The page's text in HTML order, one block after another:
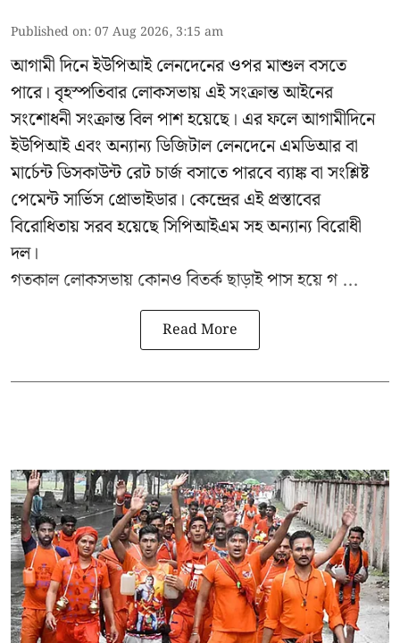
Published on:07 Aug 2026, 3:15 am
আগামী দিনে ইউপিআই লেনদেনের ওপর মাশুল বসতে
পারে। বৃহস্পতিবার লোকসভায় এই সংক্রান্ত আইনের
সংশোধনী সংক্রান্ত বিল পাশ হয়েছে। এর ফলে আগামীদিনে
ইউপিআই এবং অন্যান্য ডিজিটাল লেনদেনে এমডিআর বা
মার্চেন্ট ডিসকাউন্ট রেট চার্জ বসাতে পারবে ব্যাঙ্ক বা সংশ্লিষ্ট
পেমেন্ট সার্ভিস প্রোভাইডার। কেন্দ্রের এই প্রস্তাবের
বিরোধিতায় সরব হয়েছে সিপিআইএম সহ অন্যান্য বিরোধী
দল।
গতকাল লোকসভায় কোনও বিতর্ক ছাড়াই পাস হয়ে গ ...
Read More